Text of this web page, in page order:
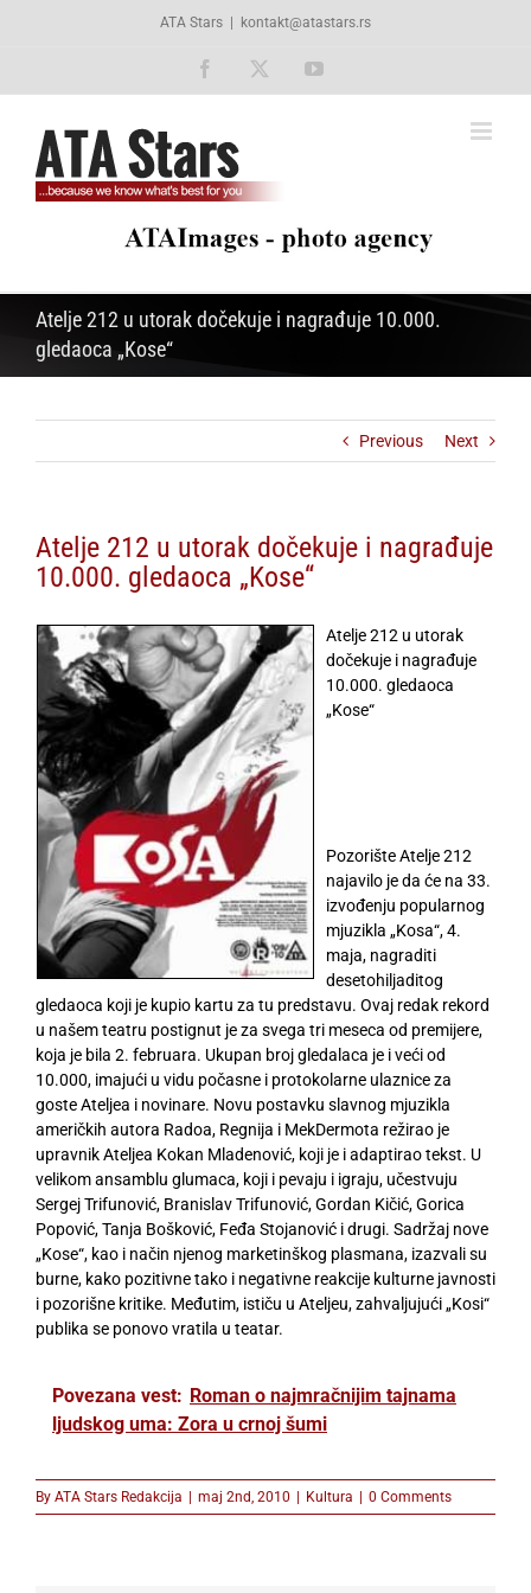
ATA Stars kontakt@atastars.rs
Facebook YouTube
Atelje 212 u utorak dočekuje i nagrađuje 10.000.
gledaoca „Kose“
Previous Next
Atelje 212 u utorak dočekuje i nagrađuje
10.000. gledaoca „Kose“
Atelje 212 u utorak
dočekuje i nagrađuje
10.000. gledaoca
„Kose“
Pozorište Atelje 212
najavilo je da će na 33.
izvođenju popularnog
mjuzikla „Kosa“, 4.
maja, nagraditi
desetohiljaditog
gledaoca koji je kupio kartu za tu predstavu. Ovaj redak rekord
u našem teatru postignut je za svega tri meseca od premijere,
koja je bila 2. februara. Ukupan broj gledalaca je i veći od
10.000, imajući u vidu počasne i protokolarne ulaznice za
goste Ateljea i novinare. Novu postavku slavnog mjuzikla
američkih autora Radoa, Regnija i MekDermota režirao je
upravnik Ateljea Kokan Mladenović, koji je i adaptirao tekst. U
velikom ansamblu glumaca, koji i pevaju i igraju, učestvuju
Sergej Trifunović, Branislav Trifunović, Gordan Kičić, Gorica
Popović, Tanja Bošković, Feđa Stojanović i drugi. Sadržaj nove
„Kose“, kao i način njenog marketinškog plasmana, izazvali su
burne, kako pozitivne tako i negativne reakcije kulturne javnosti
i pozorišne kritike. Međutim, ističu u Ateljeu, zahvaljujući „Kosi“
publika se ponovo vratila u teatar.
Povezana vest: Roman o najmračnijim tajnama
ljudskog uma: Zora u crnoj šumi
By ATA Stars Redakcija | maj 2nd, 2010 | Kultura | 0 Comments